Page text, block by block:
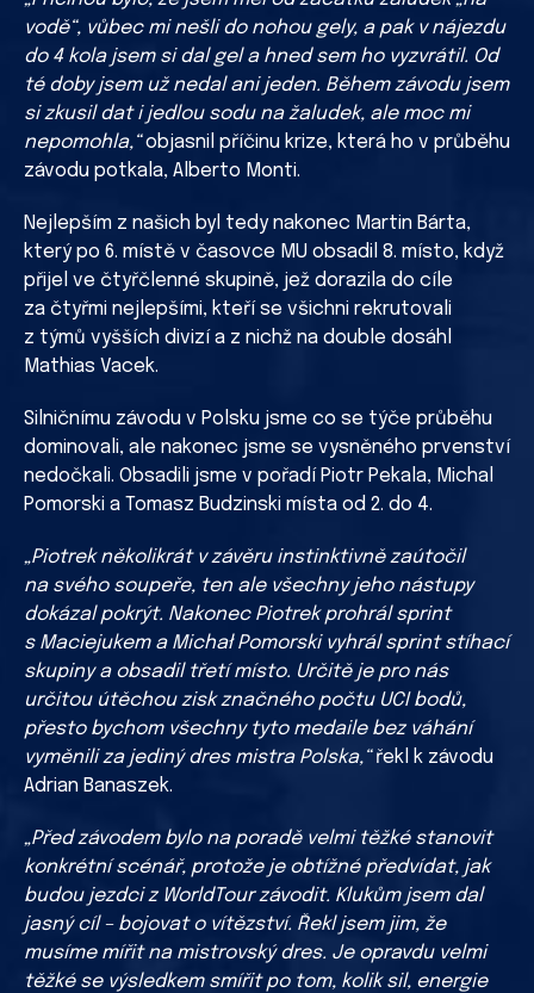
vodě“, vůbec mi nešli do nohou gely, a pak v nájezdu
do 4 kola jsem si dal gel a hned sem ho vyzvrátil. Od
té doby jsem už nedal ani jeden. Během závodu jsem
si zkusil dat i jedlou sodu na žaludek, ale moc mi
nepomohla,“objasnil příčinu krize, která ho v průběhu
závodu potkala, Alberto Monti.
Nejlepším z našich byl tedy nakonec Martin Bárta,
který po 6. místě v časovce MU obsadil 8. místo, když
přijel ve čtyřčlenné skupině, jež dorazila do cíle
za čtyřmi nejlepšími, kteří se všichni rekrutovali
z týmů vyšších divizí a z nichž na double dosáhl
Mathias Vacek.
Silničnímu závodu v Polsku jsme co se týče průběhu
dominovali, ale nakonec jsme se vysněného prvenství
nedočkali. Obsadili jsme v pořadí Piotr Pekala, Michal
Pomorski a Tomasz Budzinski místa od 2. do 4.
„Piotrek několikrát v závěru instinktivně zaútočil
na svého soupeře, ten ale všechny jeho nástupy
dokázal pokrýt. Nakonec Piotrek prohrál sprint
s Maciejukem a Michał Pomorski vyhrál sprint stíhací
skupiny a obsadil třetí místo. Určitě je pro nás
určitou útěchou zisk značného počtu UCI bodů,
přesto bychom všechny tyto medaile bez váhání
vyměnili za jediný dres mistra Polska,“řekl k závodu
Adrian Banaszek.
„Před závodem bylo na poradě velmi těžké stanovit
konkrétní scénář, protože je obtížné předvídat, jak
budou jezdci z WorldTour závodit. Klukům jsem dal
jasný cíl – bojovat o vítězství. Řekl jsem jim, že
musíme mířit na mistrovský dres. Je opravdu velmi
těžké se výsledkem smířit po tom, kolik sil, energie